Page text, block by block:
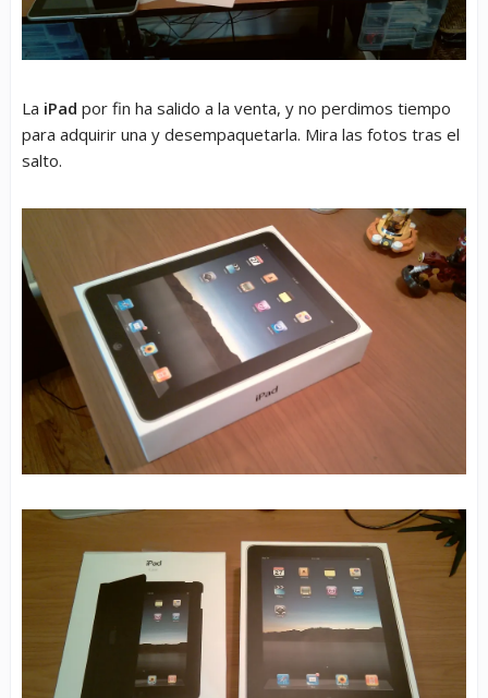
La iPad por fin ha salido a la venta, y no perdimos tiempo
para adquirir una y desempaquetarla. Mira las fotos tras el
salto.